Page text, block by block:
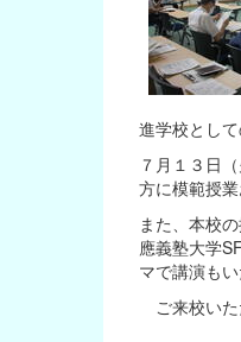
進学校とし
７月１３日
方に模範授
また、本校
應義塾大学
マで講演もい
ご来校いた